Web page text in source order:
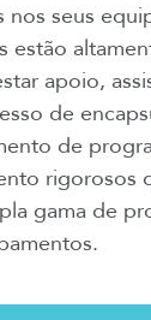
nos seus
estão
apoio,
de
de
rigorosos
gama de